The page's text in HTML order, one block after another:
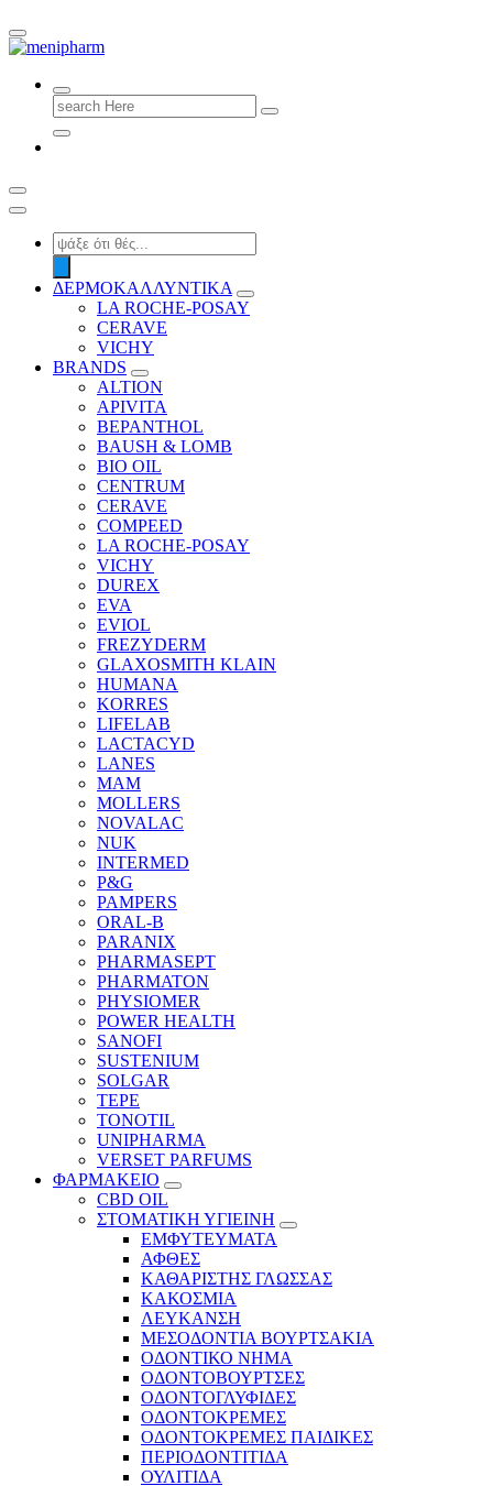
shop 2 easily
Search
for:
Products
search
ΔΕΡΜΟΚΑΛΛΥΝΤΙΚΑ
LA ROCHE-POSAY
CERAVE
VICHY
BRANDS
ALTION
APIVITA
BEPANTHOL
BAUSH & LOMB
BIO OIL
CENTRUM
CERAVE
COMPEED
LA ROCHE-POSAY
VICHY
DUREX
EVA
EVIOL
FREZYDERM
GLAXOSMITH KLAIN
HUMANA
KORRES
LIFELAB
LACTACYD
LANES
MAM
MOLLERS
NOVALAC
NUK
INTERMED
P&G
PAMPERS
ORAL-B
PARANIX
PHARMASEPT
PHARMATON
PHYSIOMER
POWER HEALTH
SANOFI
SUSTENIUM
SOLGAR
TEPE
TONOTIL
UNIPHARMA
VERSET PARFUMS
ΦΑΡΜΑΚΕΙΟ
CBD OIL
ΣΤΟΜΑΤΙΚΗ ΥΓΙΕΙΝΗ
ΕΜΦΥΤΕΥΜΑΤΑ
ΑΦΘΕΣ
ΚΑΘΑΡΙΣΤΗΣ ΓΛΩΣΣΑΣ
ΚΑΚΟΣΜΙΑ
ΛΕΥΚΑΝΣΗ
ΜΕΣΟΔΟΝΤΙΑ ΒΟΥΡΤΣΑΚΙΑ
ΟΔΟΝΤΙΚΟ ΝΗΜΑ
ΟΔΟΝΤΟΒΟΥΡΤΣΕΣ
ΟΔΟΝΤΟΓΛΥΦΙΔΕΣ
ΟΔΟΝΤΟΚΡΕΜΕΣ
ΟΔΟΝΤΟΚΡΕΜΕΣ ΠΑΙΔΙΚΕΣ
ΠΕΡΙΟΔΟΝΤΙΤΙΔΑ
ΟΥΛΙΤΙΔΑ